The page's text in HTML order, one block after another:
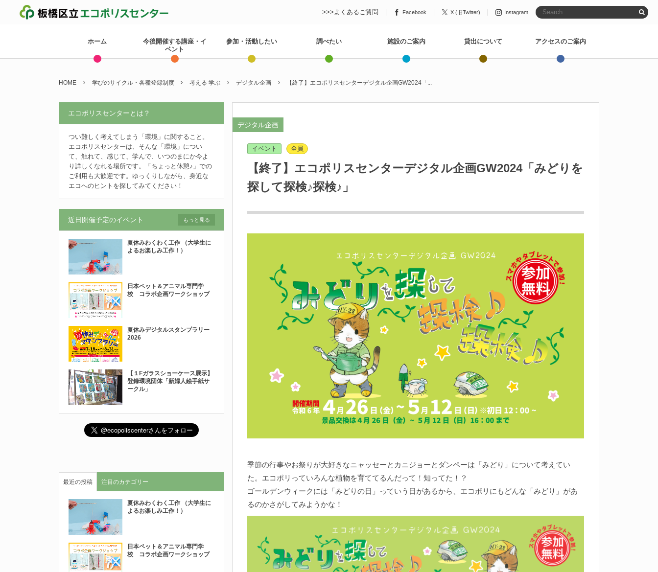
>>>よくあるご質問 Facebook X (旧Twitter) Instagram
ホーム
今後開催する講座・イ
ベント
参加・活動したい 調べたい 施設のご案内 貸出について アクセスのご案内
HOME 学びのサイクル・各種登録制度 考える 学ぶ デジタル企画 【終了】エコポリスセンターデジタル企画GW2024「...
デジタル企画
イベント 全員
【終了】エコポリスセンターデジタル企画GW2024「みどりを
探して探検♪探検♪」
季節の行事やお祭りが大好きなニャッセーとカニジョーとダンペーは「みどり」について考えてい
た。エコポリっていろんな植物を育ててるんだって！知ってた！？
ゴールデンウィークには「みどりの日」っていう日があるから、エコポリにもどんな「みどり」があ
るのかさがしてみようかな！
エコポリスセンターとは？
つい難しく考えてしまう「環境」に関すること。
エコポリスセンターは、そんな「環境」につい
て、触れて、感じて、学んで、いつのまにか今よ
り詳しくなれる場所です。「ちょっと休憩♪」での
ご利用も大歓迎です。ゆっくりしながら、身近な
エコへのヒントを探してみてください！
近日開催予定のイベント
夏休みわくわく工作 （大学生に
よるお楽しみ工作！）
日本ペット＆アニマル専門学
校 コラボ企画ワークショップ
夏休みデジタルスタンプラリー
2026
【１Fガラスショーケース展示】
登録環境団体「新婦人絵手紙サ
ークル」
もっと見る
最近の投稿 注目のカテゴリー
夏休みわくわく工作 （大学生に
よるお楽しみ工作！）
日本ペット＆アニマル専門学
校 コラボ企画ワークショップ